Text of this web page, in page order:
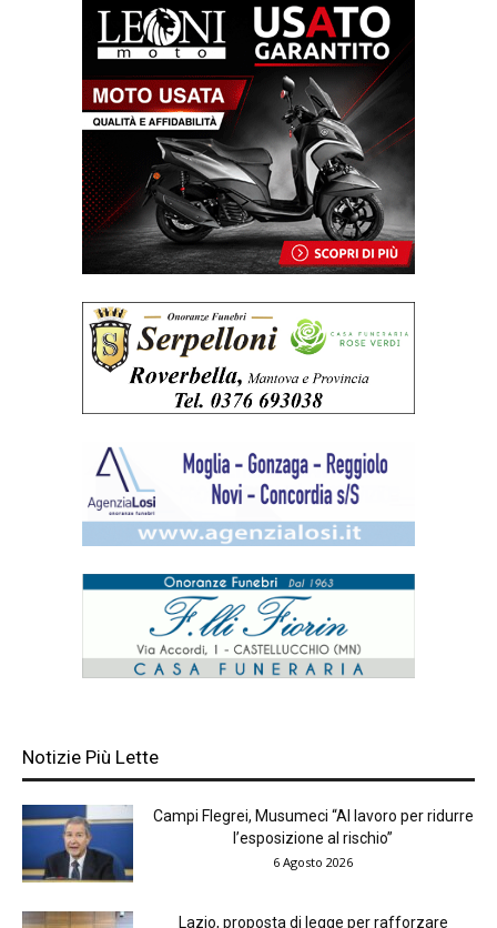
Notizie Più Lette
Campi Flegrei, Musumeci “Al lavoro per ridurre
l’esposizione al rischio”
6 Agosto 2026
Lazio, proposta di legge per rafforzare